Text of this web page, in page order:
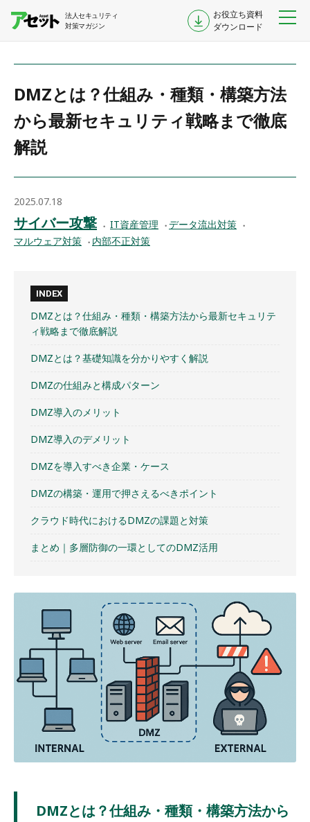
法人セキュリティ
対策マガジン
お役立ち資料
ダウンロード
DMZとは？仕組み・種類・構築方法
から最新セキュリティ戦略まで徹底
解説
2025.07.18
サイバー攻撃 IT資産管理
データ流出対策
マルウェア対策
内部不正対策
INDEX
DMZとは？仕組み・種類・構築方法から最新セキュリテ
ィ戦略まで徹底解説
DMZとは？基礎知識を分かりやすく解説
DMZの仕組みと構成パターン
DMZ導入のメリット
DMZ導入のデメリット
DMZを導入すべき企業・ケース
DMZの構築・運用で押さえるべきポイント
クラウド時代におけるDMZの課題と対策
まとめ｜多層防御の一環としてのDMZ活用
DMZとは？仕組み・種類・構築方法から